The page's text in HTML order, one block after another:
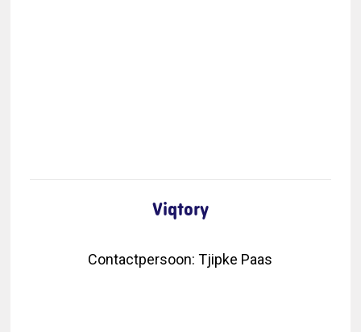
Viqtory
Contactpersoon:Tjipke Paas